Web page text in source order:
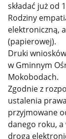
składać już od
Rodziny
elektroniczną,
(papierowej).
Druki
w Gminnym
Mokobodach.
Zgodnie z
ustalenia
przyjmowane
danego roku, a
drogą